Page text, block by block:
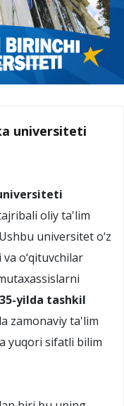
universiteti
oliy ta'lim
universitet o‘z
o‘qituvchilar
yilda tashkil
zamonaviy ta'lim
yuqori sifatli bilim